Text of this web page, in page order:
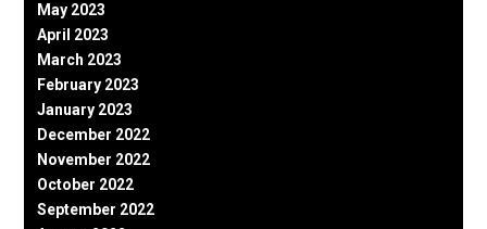
May 2023
April 2023
March 2023
February 2023
January 2023
December 2022
November 2022
October 2022
September 2022